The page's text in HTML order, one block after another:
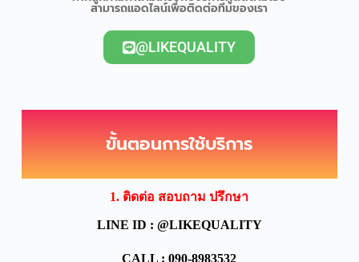
สามารถแอดไลน์เพื่อติดต่อทีมของเรา
@LIKEQUALITY
ขั้นตอนการใช้บริการ
1. ติดต่อ สอบถาม ปรึกษา
LINE ID : @LIKEQUALITY
CALL : 090-8983532